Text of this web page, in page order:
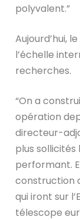
polyvalent.”
Aujourd’hui,
l’échelle
recherches.
“On a
opération
directeur-
plus
performant.
construction
qui iront sur
télescope